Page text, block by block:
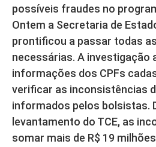
possíveis fraudes no
Ontem a Secretaria de
prontificou a passar todas
necessárias. A investigação
informações dos CPFs
verificar as inconsistências
informados pelos bolsistas.
levantamento do TCE, as
somar mais de R$ 19